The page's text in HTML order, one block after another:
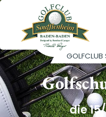
GOLFCLUB
die